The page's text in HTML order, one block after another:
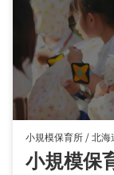
小規模保育所 /北海
小規模保